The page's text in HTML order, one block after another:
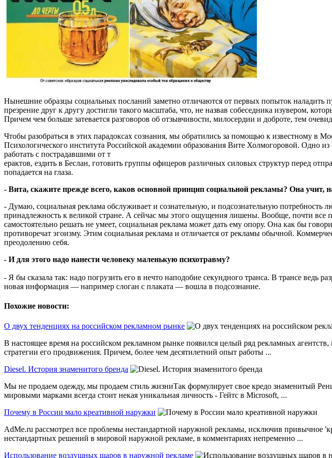
Нынешние образцы социальных посланий заметно отличаются от первых попыток наладить
презрение друг к другу достигли такого масштаба, что, не назвав собеседника изувером,
Причем чем больше затевается разговоров об отзывчивости, милосердии и доброте, тем
Чтобы разобраться в этих парадоксах сознания, мы обратились за помощью к известному в
Психологического института Российской академии образования Вите Холмогоровой. Одно
работать с пострадавшими от т
ерактов, ездить в Беслан, готовить группы офицеров различных силовых структур перед
попадается на глаза.
- Вита, скажите прежде всего, каков основной принцип социальной рекламы? Она учит,
- Думаю, социальная реклама обслуживает и сознательную, и подсознательную
принадлежность к великой стране. А сейчас мы этого ощущения лишены. Вообще, почти все
самостоятельно решать не умеет, социальная реклама может дать ему опору. Она как бы
противоречат эгоизму. Этим социальная реклама и отличается от рекламы обычной.
преодолению себя.
- И для этого надо нанести человеку маленькую психотравму?
- Я бы сказала так: надо погрузить его в нечто наподобие секундного транса. В трансе ведь
новая информация — например слоган с плаката — вошла в подсознание.
Похожие новости:
О двух тенденциях на российском рекламном рынке
В настоящее время на российском рекламном рынке появился целый ряд рекламных
стратегии его продвижения. Причем, более чем десятилетний опыт работы ...
Diesel. История знаменитого бренда
Мы не продаем одежду, мы продаем стиль жизниТак формулирует свое кредо знаменитый
мировыми марками всегда стоит некая уникальная личность - Гейтс в Microsoft, ...
Почему в России мало креативной наружки
AdMe.ru рассмотрел все проблемы нестандартной наружной рекламы, исключив привычное
нестандартных решений в мировой наружной рекламе, в комментариях непременно ...
Использование воздушных шаров в наружной рекламе